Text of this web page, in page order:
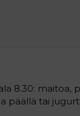
8.30: maitoa,
päällä tai